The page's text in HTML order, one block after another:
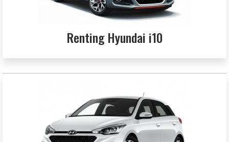
Renting Hyundai i10